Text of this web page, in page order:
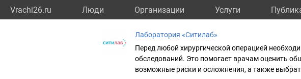
Vrachi26.ru Люди Организации Услуги
Лаборатория «Ситилаб»
Перед любой хирургической операцией
обследований. Это помогает врачам оценить
возможные риски и осложнения, а также